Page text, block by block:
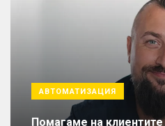
АВТОМАТИЗАЦИЯ
Помагаме на